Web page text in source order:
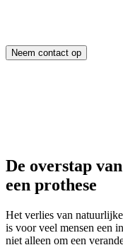
Neem contact op
De overstap
een prothese
Het verlies van
is voor veel mensen een
niet alleen om een